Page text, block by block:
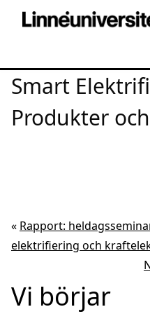
Smart
Produkter
« Rapport:
elektrifiering och
Vi börjar